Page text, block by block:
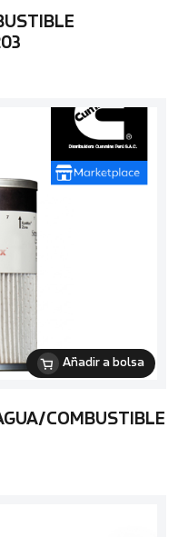
Añadir a bolsa
COMBUSTIBLE